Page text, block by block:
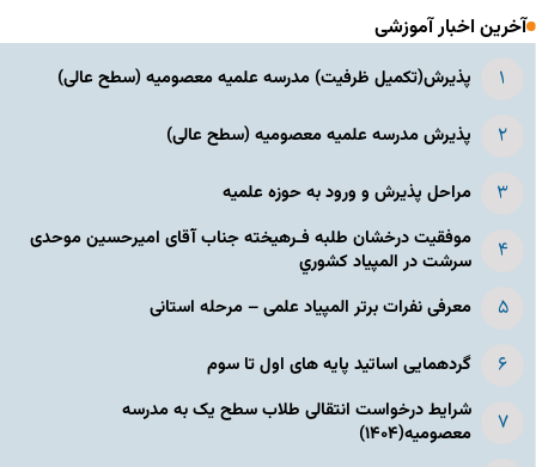
آخرین اخبار آموزشی
پذیرش(تکمیل ظرفیت) مدرسه علمیه معصومیه‌ (سطح عالی)
پذیرش مدرسه علمیه معصومیه‌ (سطح عالی)
مراحل پذیرش و ورود به حوزه علمیه
موفقیت درخشان طلبه فـرهیخته جناب آقای امیرحسین موحدی
سرشت در المپياد كشوري
معرفی نفرات برتر المپیاد علمی – مرحله استانی
گردهمایی اساتید پایه های اول تا سوم
شرایط درخواست انتقالی طلاب سطح یک به مدرسه
معصومیه(۱۴۰۴)